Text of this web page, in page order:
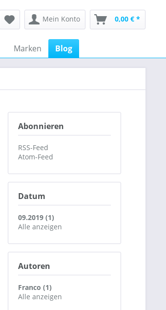
Mein Konto 0,00 € *
Marken Blog
Abonnieren
RSS-Feed
Atom-Feed
Datum
09.2019 (1)
Alle anzeigen
Autoren
Franco (1)
Alle anzeigen